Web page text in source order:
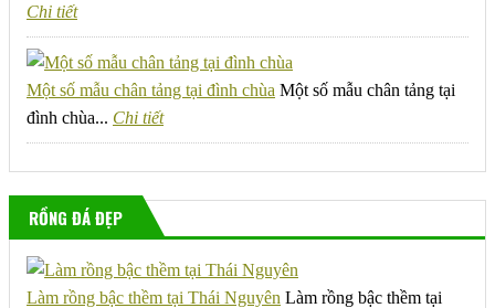
Chi tiết
Một số mẫu chân tảng tại đình chùa Một số mẫu chân tảng tại
đình chùa... Chi tiết
RỒNG ĐÁ ĐẸP
Làm rồng bậc thềm tại Thái Nguyên Làm rồng bậc thềm tại